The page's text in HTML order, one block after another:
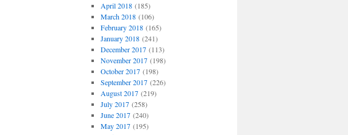
April 2018(185)
March 2018(106)
February 2018(165)
January 2018(241)
December 2017(113)
November 2017(198)
October 2017(198)
September 2017(226)
August 2017(219)
July 2017(258)
June 2017(240)
May 2017(195)